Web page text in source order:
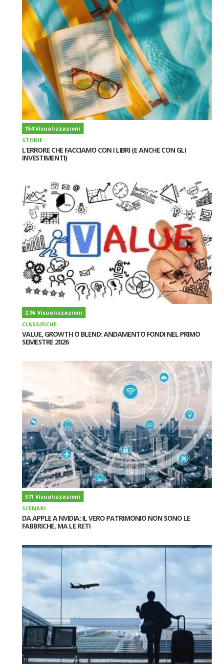
154 Visualizzazioni
STORIE
L’ERRORE CHE FACCIAMO CON I LIBRI (E ANCHE CON GLI
INVESTIMENTI)
2.9k Visualizzazioni
CLASSIFICHE
VALUE, GROWTH O BLEND: ANDAMENTO FONDI NEL PRIMO
SEMESTRE 2026
371 Visualizzazioni
SCENARI
DA APPLE A NVIDIA: IL VERO PATRIMONIO NON SONO LE
FABBRICHE, MA LE RETI